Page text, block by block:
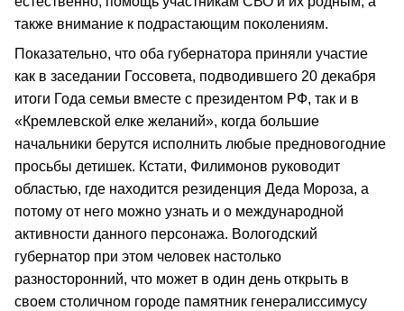
также внимание к подрастающим поколениям.
Показательно, что оба губернатора приняли участие
как в заседании Госсовета, подводившего 20 декабря
итоги Года семьи вместе с президентом РФ, так и в
«Кремлевской елке желаний», когда большие
начальники берутся исполнить любые предновогодние
просьбы детишек. Кстати, Филимонов руководит
областью, где находится резиденция Деда Мороза, а
потому от него можно узнать и о международной
активности данного персонажа. Вологодский
губернатор при этом человек настолько
разносторонний, что может в один день открыть в
своем столичном городе памятник генералиссимусу